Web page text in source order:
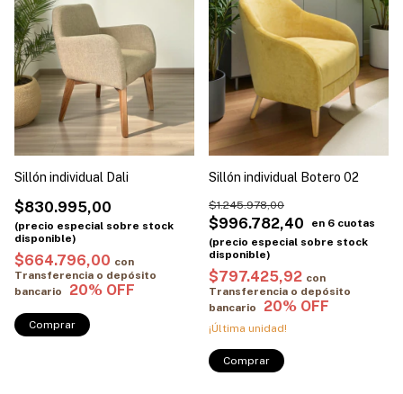
Sillón individual Dali
$830.995,00
$664.796,00 con
Transferencia o depósito
bancario
Comprar
Sillón individual Botero 02
$996.782,40
$1.245.978,00
$797.425,92 con
Transferencia o depósito
bancario
¡Última unidad!
Comprar